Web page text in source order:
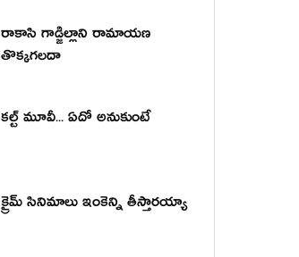
రాకాసి గాడ్జిల్లాని రామాయణ
తొక్కగలదా
కల్ట్ మూవీ... ఏదో అనుకుంటే
క్రైమ్ సినిమాలు ఇంకెన్ని తీస్తారయ్యా